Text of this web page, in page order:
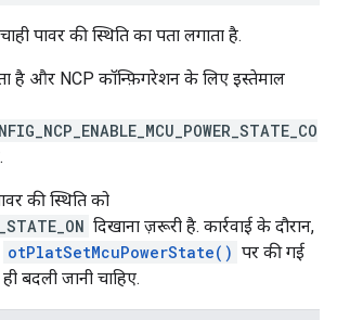
पावर की स्थिति का पता लगाता है.
है और NCP कॉन्फ़िगरेशन के लिए इस्तेमाल
की स्थिति को
दिखाना ज़रूरी है. कार्रवाई के दौरान,
otPlatSetMcuPowerState() पर की गई
बदली जानी चाहिए.